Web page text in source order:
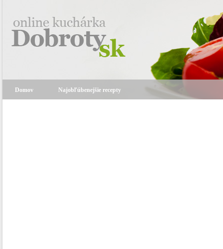
Domov Najobľúbenejšie recepty